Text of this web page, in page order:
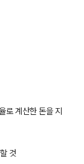
로 계산한 돈을 지
것